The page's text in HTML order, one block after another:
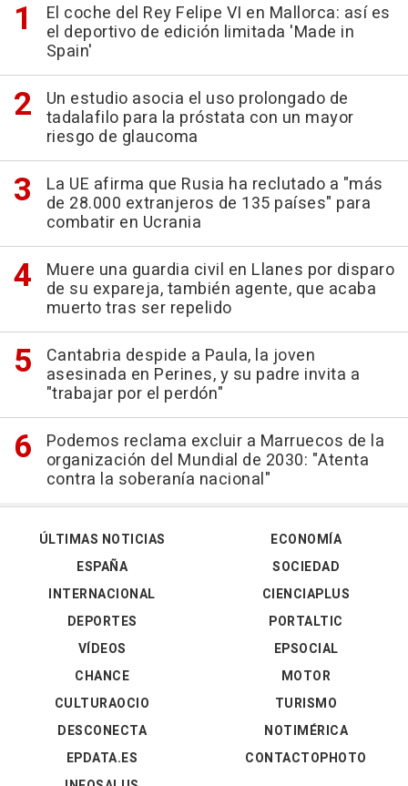
El coche del Rey Felipe VI en Mallorca: así es
el deportivo de edición limitada 'Made in
Spain'
Un estudio asocia el uso prolongado de
tadalafilo para la próstata con un mayor
riesgo de glaucoma
La UE afirma que Rusia ha reclutado a "más
de 28.000 extranjeros de 135 países" para
combatir en Ucrania
Muere una guardia civil en Llanes por disparo
de su expareja, también agente, que acaba
muerto tras ser repelido
Cantabria despide a Paula, la joven
asesinada en Perines, y su padre invita a
"trabajar por el perdón"
Podemos reclama excluir a Marruecos de la
organización del Mundial de 2030: "Atenta
contra la soberanía nacional"
ÚLTIMAS NOTICIAS
ESPAÑA
INTERNACIONAL
DEPORTES
VÍDEOS
ECONOMÍA
SOCIEDAD
CIENCIAPLUS
PORTALTIC
EPSOCIAL
CHANCE
CULTURAOCIO
DESCONECTA
EPDATA.ES
MOTOR
TURISMO
NOTIMÉRICA
CONTACTOPHOTO